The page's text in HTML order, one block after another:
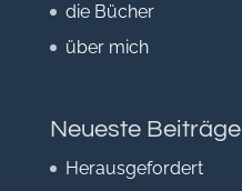
die Bücher
über mich
Neueste Beiträge
Herausgefordert